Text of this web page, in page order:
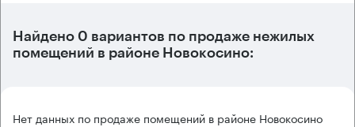
Найдено 0 вариантов по продаже нежилых
помещений в районе Новокосино:
Нет данных по продаже помещений в районе Новокосино